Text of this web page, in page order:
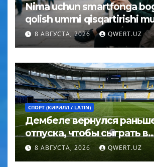
Nima uchun smartfonga bog’lanib
qolish umrni qisqartirishi
psixolog javobi
8 АВГУСТА, 2026 QWERT.UZ
СПОРТ (КИРИЛЛ / LATIN)
Дембеле вернулся
отпуска, чтобы сыграть в
Суперкубке УЕФА
8 АВГУСТА, 2026 QWERT.UZ